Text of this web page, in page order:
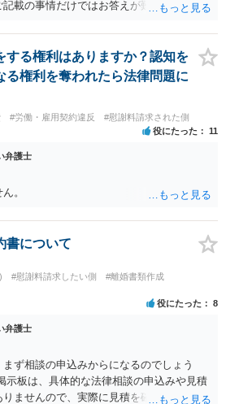
載の事情だけではお答えが難しいです。
ずれもあり得ると思います。個々の弁護
する権利はありますか？認知を
る権利を奪われたら法律問題に
#労働・雇用契約違反 #慰謝料請求された側
役にたった 11
弁護士
。
書について
#慰謝料請求したい側
#離婚書類作成
役にたった 8
弁護士
ず相談の申込みからになるのでしょう
示板は、具体的な法律相談の申込みや見積
ませんので、実際に見積を確認されたい